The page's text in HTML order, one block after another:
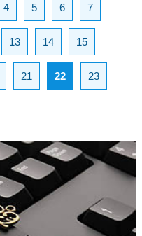
4 5 6 7
13 14 15
21 22 23